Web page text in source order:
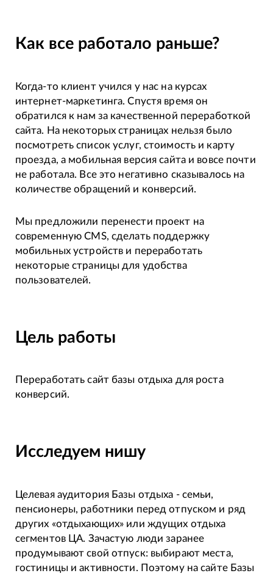
Как все работало раньше?
Когда-то клиент учился у нас на курсах
интернет-маркетинга. Спустя время он
обратился к нам за качественной переработкой
сайта. На некоторых страницах нельзя было
посмотреть список услуг, стоимость и карту
проезда, а мобильная версия сайта и вовсе почти
не работала. Все это негативно сказывалось на
количестве обращений и конверсий.
Мы предложили перенести проект на
современную CMS, сделать поддержку
мобильных устройств и переработать
некоторые страницы для удобства
пользователей.
Цель работы
Переработать сайт базы отдыха для роста
конверсий.
Исследуем нишу
Целевая аудитория Базы отдыха - семьи,
пенсионеры, работники перед отпуском и ряд
других «отдыхающих» или ждущих отдыха
сегментов ЦА. Зачастую люди заранее
продумывают свой отпуск: выбирают места,
гостиницы и активности. Поэтому на сайте Базы